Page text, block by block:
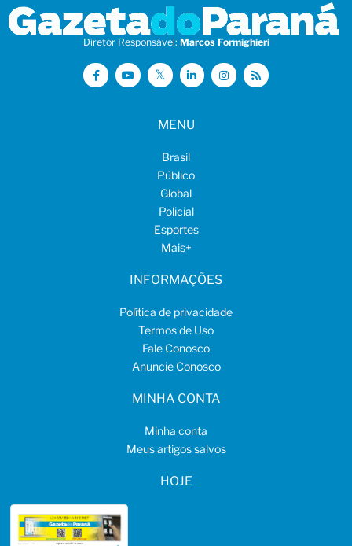
Diretor Responsável: Marcos Formighieri
MENU
Brasil
Público
Global
Policial
Esportes
Mais+
INFORMAÇÕES
Política de privacidade
Termos de Uso
Fale Conosco
Anuncie Conosco
MINHA CONTA
Minha conta
Meus artigos salvos
HOJE